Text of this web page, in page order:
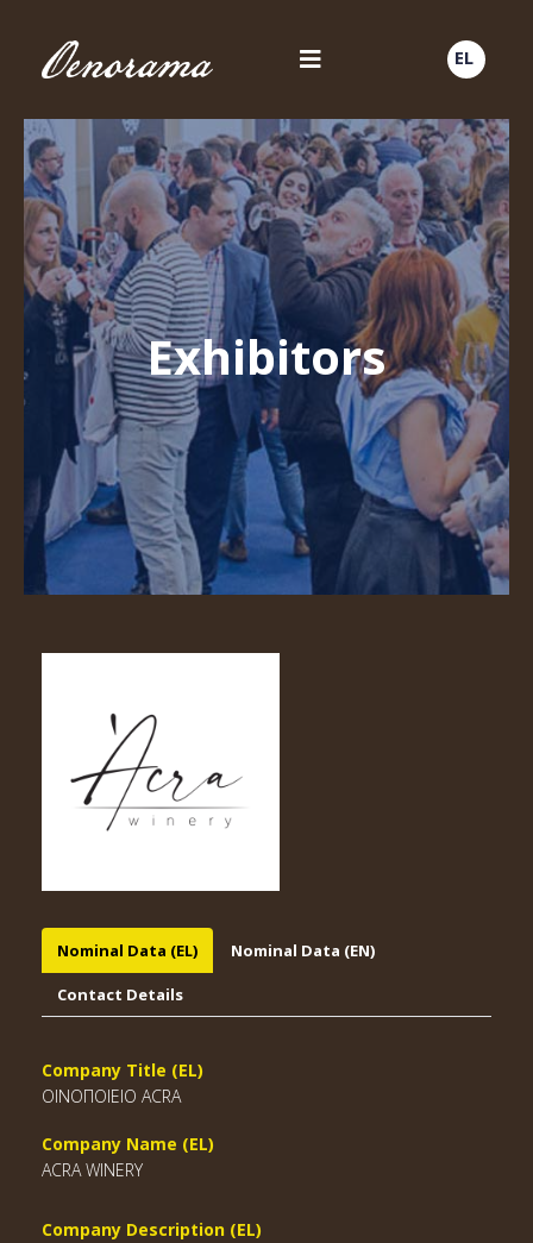
EL
Exhibitors
Nominal Data (EL) Nominal Data (EN)
Contact Details
Company Title (EL)
ΟΙΝΟΠΟΙΕΙΟ ACRA
Company Name (EL)
ACRA WINERY
Company Description (EL)